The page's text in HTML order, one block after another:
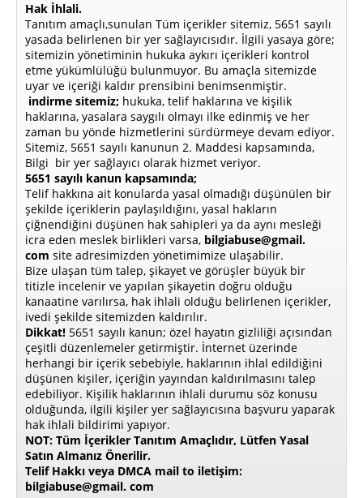
Hak İhlali.
Tanıtım amaçlı,sunulan Tüm içerikler sitemiz, 5651 sayılı
yasada belirlenen bir yer sağlayıcısıdır. İlgili yasaya göre;
sitemizin yönetiminin hukuka aykırı içerikleri kontrol
etme yükümlülüğü bulunmuyor. Bu amaçla sitemizde
uyar ve içeriği kaldır prensibini benimsenmiştir.
indirme sitemiz; hukuka, telif haklarına ve kişilik
haklarına, yasalara saygılı olmayı ilke edinmiş ve her
zaman bu yönde hizmetlerini sürdürmeye devam ediyor.
Sitemiz, 5651 sayılı kanunun 2. Maddesi kapsamında,
Bilgi bir yer sağlayıcı olarak hizmet veriyor.
5651 sayılı kanun kapsamında;
Telif hakkına ait konularda yasal olmadığı düşünülen bir
şekilde içeriklerin paylaşıldığını, yasal hakların
çiğnendiğini düşünen hak sahipleri ya da aynı mesleği
icra eden meslek birlikleri varsa, bilgiabuse@gmail.
com site adresimizden yönetimimize ulaşabilir.
Bize ulaşan tüm talep, şikayet ve görüşler büyük bir
titizle incelenir ve yapılan şikayetin doğru olduğu
kanaatine varılırsa, hak ihlali olduğu belirlenen içerikler,
ivedi şekilde sitemizden kaldırılır.
Dikkat! 5651 sayılı kanun; özel hayatın gizliliği açısından
çeşitli düzenlemeler getirmiştir. İnternet üzerinde
herhangi bir içerik sebebiyle, haklarının ihlal edildiğini
düşünen kişiler, içeriğin yayından kaldırılmasını talep
edebiliyor. Kişilik haklarının ihlali durumu söz konusu
olduğunda, ilgili kişiler yer sağlayıcısına başvuru yaparak
hak ihlali bildirimi yapıyor.
NOT: Tüm İçerikler Tanıtım Amaçlıdır, Lütfen Yasal
Satın Almanız Önerilir.
Telif Hakkı veya DMCA mail to iletişim:
bilgiabuse@gmail. com